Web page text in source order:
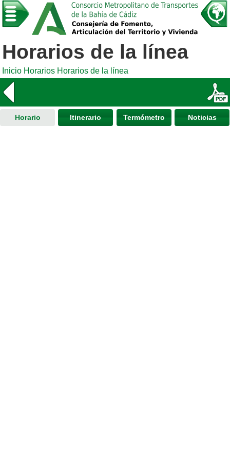
Horarios de la línea
Inicio Horarios Horarios de la línea
Horario Itinerario Termómetro Noticias